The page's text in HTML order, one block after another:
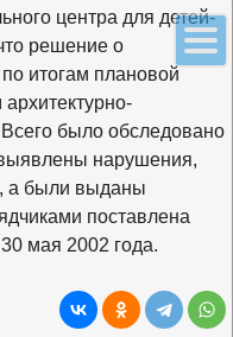
центра для детей-
решение о
итогам плановой
было обследовано
нарушения,
а были выданы
поставлена
мая 2002 года.